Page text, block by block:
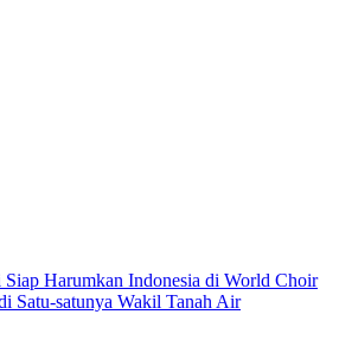
Harumkan Indonesia di World Choir
Satu-satunya Wakil Tanah Air